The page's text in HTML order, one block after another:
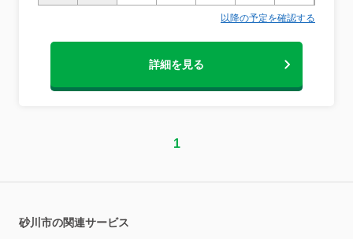
以降の予定を確認する
詳細を見る
1
砂川市の関連サービス